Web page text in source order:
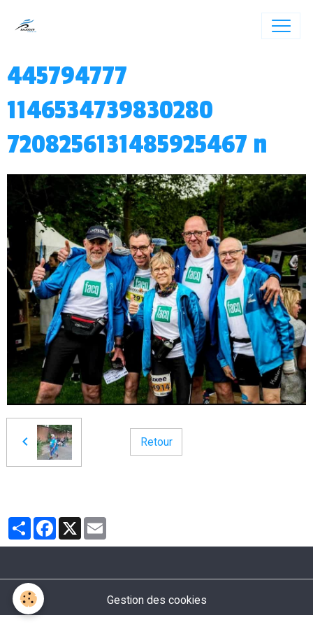
445794777
1146534739830280
7208256131485925467 n
Retour
PartagerFacebook
X
Gestion des cookies